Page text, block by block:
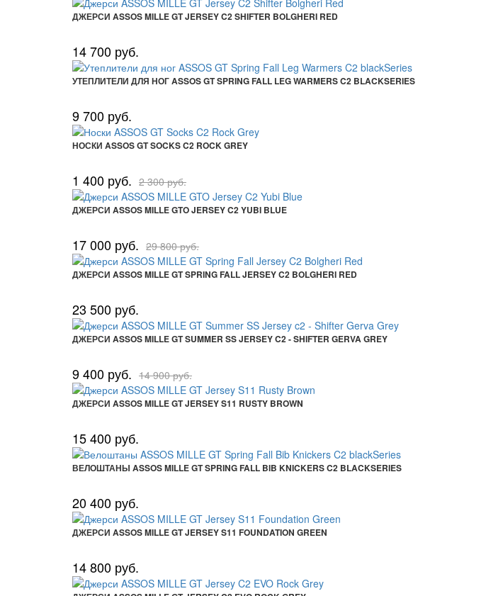
ДЖЕРСИ ASSOS MILLE GT JERSEY C2 SHIFTER BOLGHERI RED
14 700 руб.
УТЕПЛИТЕЛИ ДЛЯ НОГ ASSOS GT SPRING FALL LEG WARMERS C2 BLACKSERIES
9 700 руб.
НОСКИ ASSOS GT SOCKS C2 ROCK GREY
1 400 руб. 2 300 руб.
ДЖЕРСИ ASSOS MILLE GTO JERSEY C2 YUBI BLUE
17 000 руб. 29 800 руб.
ДЖЕРСИ ASSOS MILLE GT SPRING FALL JERSEY C2 BOLGHERI RED
23 500 руб.
ДЖЕРСИ ASSOS MILLE GT SUMMER SS JERSEY C2 - SHIFTER GERVA GREY
9 400 руб. 14 900 руб.
ДЖЕРСИ ASSOS MILLE GT JERSEY S11 RUSTY BROWN
15 400 руб.
ВЕЛОШТАНЫ ASSOS MILLE GT SPRING FALL BIB KNICKERS C2 BLACKSERIES
20 400 руб.
ДЖЕРСИ ASSOS MILLE GT JERSEY S11 FOUNDATION GREEN
14 800 руб.